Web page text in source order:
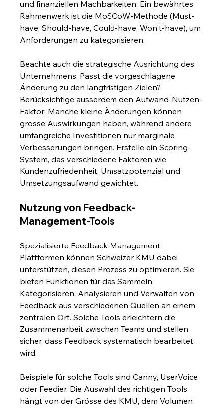
und finanziellen Machbarkeiten. Ein bewährtes
Rahmenwerk ist die MoSCoW-Methode (Must-
have, Should-have, Could-have, Won't-have), um
Anforderungen zu kategorisieren.
Beachte auch die strategische Ausrichtung des
Unternehmens: Passt die vorgeschlagene
Änderung zu den langfristigen Zielen?
Berücksichtige ausserdem den Aufwand-Nutzen-
Faktor: Manche kleine Änderungen können
grosse Auswirkungen haben, während andere
umfangreiche Investitionen nur marginale
Verbesserungen bringen. Erstelle ein Scoring-
System, das verschiedene Faktoren wie
Kundenzufriedenheit, Umsatzpotenzial und
Umsetzungsaufwand gewichtet.
Nutzung von Feedback-
Management-Tools
Spezialisierte Feedback-Management-
Plattformen können Schweizer KMU dabei
unterstützen, diesen Prozess zu optimieren. Sie
bieten Funktionen für das Sammeln,
Kategorisieren, Analysieren und Verwalten von
Feedback aus verschiedenen Quellen an einem
zentralen Ort. Solche Tools erleichtern die
Zusammenarbeit zwischen Teams und stellen
sicher, dass Feedback systematisch bearbeitet
wird.
Beispiele für solche Tools sind Canny, UserVoice
oder Feedier. Die Auswahl des richtigen Tools
hängt von der Grösse des KMU, dem Volumen